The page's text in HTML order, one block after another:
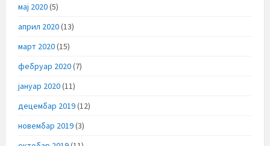
мај 2020(5)
април 2020(13)
март 2020(15)
фебруар 2020(7)
јануар 2020(11)
децембар 2019(12)
новембар 2019(3)